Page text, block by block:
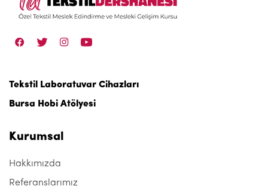
Tekstil Laboratuvar Cihazları
Bursa Hobi Atölyesi
Kurumsal
Hakkımızda
Referanslarımız